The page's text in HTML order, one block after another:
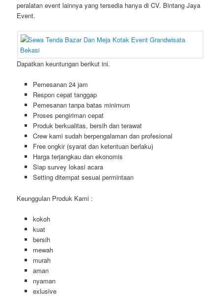
peralatan event lainnya yang tersedia hanya di CV. Bintang Jaya
Event.
Dapatkan keuntungan berikut ini.
Pemesanan 24 jam
Respon cepat tanggap
Pemesanan tanpa batas minimum
Proses pengiriman cepat
Produk berkualitas, bersih dan terawat
Crew kami sudah berpengalaman dan profesional
Free ongkir (syarat dan ketentuan berlaku)
Harga terjangkau dan ekonomis
Siap survey lokasi acara
Setting ditempat sesuai permintaan
Keunggulan Produk Kami :
kokoh
kuat
bersih
mewah
murah
aman
nyaman
exlusive